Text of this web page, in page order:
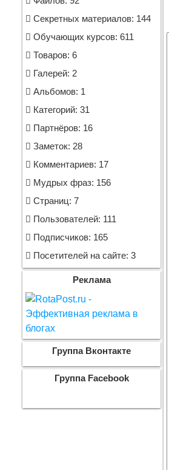
Секретных материалов: 144
Обучающих курсов: 611
Товаров: 6
Галерей: 2
Альбомов: 1
Категорий: 31
Партнёров: 16
Заметок: 28
Комментариев: 17
Мудрых фраз: 156
Страниц: 7
Пользователей: 111
Подписчиков: 165
Посетителей на сайте: 3
Реклама
Группа Вконтакте
Группа Facebook